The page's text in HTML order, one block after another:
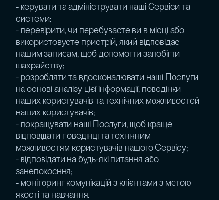
- керувати та адмініструвати наші Сервіси та
системи;
- перевірити, чи перебуваєте ви в місці або
використовуєте пристрій, який відповідає
нашим записам, щоб допомогти запобігти
шахрайству;
- розробляти та вдосконалювати наші Послуги
на основі аналізу цієї інформації, поведінки
наших користувачів та технічних можливостей
наших користувачів;
- покращувати наші Послуги, щоб краще
відповідати поведінці та технічним
можливостям користувачів нашого Сервісу;
- відповідати на будь-які питання або
занепокоєння;
- моніторинг комунікацій з клієнтами з метою
якості та навчання.